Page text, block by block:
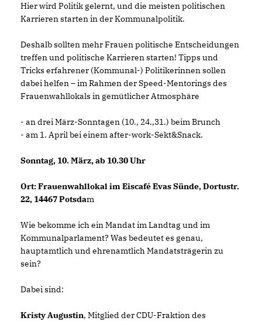
Hier wird Politik gelernt, und die meisten politischen
Karrieren starten in der Kommunalpolitik.
Deshalb sollten mehr Frauen politische Entscheidungen
treffen und politische Karrieren starten! Tipps und
Tricks erfahrener (Kommunal-) Politikerinnen sollen
dabei helfen – im Rahmen der Speed-Mentorings des
Frauenwahllokals in gemütlicher Atmosphäre
- an drei März-Sonntagen (10., 24.,31.) beim Brunch
- am 1. April bei einem after-work-Sekt&Snack.
Sonntag, 10. März, ab 10.30 Uhr
Ort: Frauenwahllokal im Eiscafé Evas Sünde, Dortustr.
22, 14467 Potsdam
Wie bekomme ich ein Mandat im Landtag und im
Kommunalparlament? Was bedeutet es genau,
hauptamtlich und ehrenamtlich Mandatsträgerin zu
sein?
Dabei sind:
Kristy Augustin, Mitglied der CDU-Fraktion des